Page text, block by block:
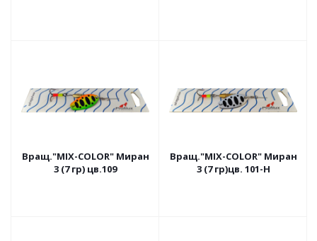
Вращ."MIX-COLOR" Миран
3 (7 гр) цв.109
Вращ."MIX-COLOR" Миран
3 (7 гр)цв. 101-H